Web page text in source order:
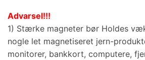
Advarsel!!!
1) Stærke magneter bør Holdes
nogle let magnetiseret jern-
monitorer, bankkort, computere,